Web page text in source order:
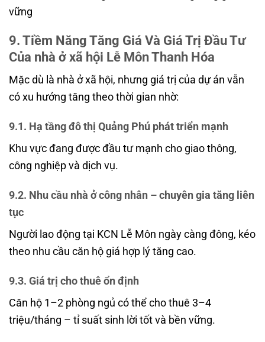
vững
9. Tiềm Năng Tăng Giá Và Giá Trị Đầu Tư
Của nhà ở xã hội Lễ Môn Thanh Hóa
Mặc dù là nhà ở xã hội, nhưng giá trị của dự án vẫn
có xu hướng tăng theo thời gian nhờ:
9.1. Hạ tầng đô thị Quảng Phú phát triển mạnh
Khu vực đang được đầu tư mạnh cho giao thông,
công nghiệp và dịch vụ.
9.2. Nhu cầu nhà ở công nhân – chuyên gia tăng liên
tục
Người lao động tại KCN Lễ Môn ngày càng đông, kéo
theo nhu cầu căn hộ giá hợp lý tăng cao.
9.3. Giá trị cho thuê ổn định
Căn hộ 1–2 phòng ngủ có thể cho thuê 3–4
triệu/tháng – tỉ suất sinh lời tốt và bền vững.